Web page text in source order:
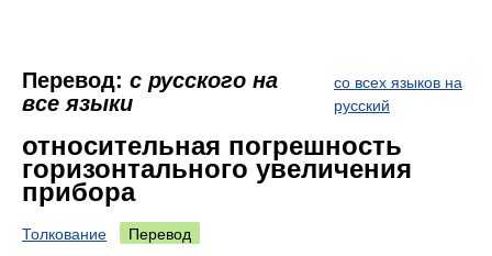
Перевод: с русского на
все языки
со всех языков на
русский
относительная погрешность
горизонтального увеличения
прибора
Толкование Перевод